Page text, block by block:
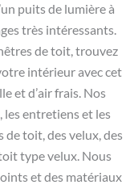
puits de lumière à
très intéressants.
de toit, trouvez
intérieur avec cet
et d’air frais. Nos
les entretiens et les
de toit, des velux, des
type velux. Nous
et des matériaux